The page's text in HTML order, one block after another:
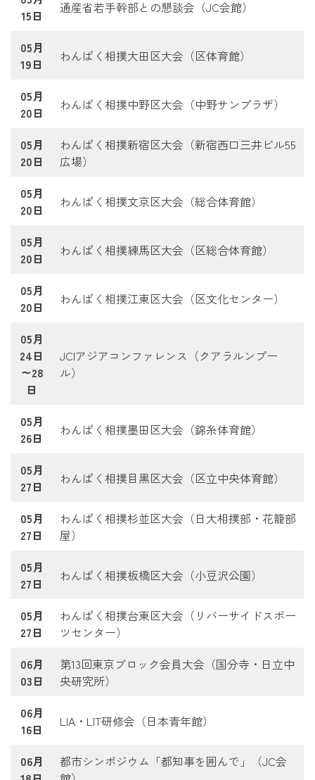
15日
通産省若手幹部との懇談会（JC会館）
05月
19日
わんぱく相撲大田区大会（区体育館）
05月
20日
わんぱく相撲中野区大会（中野サンプラザ）
05月
20日
わんぱく相撲新宿区大会（新宿西口三井ビル55
広場）
05月
20日
わんぱく相撲文京区大会（総合体育館）
05月
20日
わんぱく相撲練馬区大会（区総合体育館）
05月
20日
わんぱく相撲江東区大会（区文化センター）
05月
24日
～28
日
JCIアジアコンファレンス（クアラルンプー
ル）
05月
26日
わんぱく相撲墨田区大会（錦糸体育館）
05月
27日
わんぱく相撲目黒区大会（区立中央体育館）
05月
27日
わんぱく相撲杉並区大会（日大相撲部・花籠部
屋）
05月
27日
わんぱく相撲板橋区大会（小豆沢公園）
05月
27日
わんぱく相撲台東区大会（リバーサイドスポー
ツセンター）
06月
03日
第13回東京ブロック会員大会（国分寺・日立中
央研究所）
06月
16日
LIA・LIT研修会（日本青年館）
06月
都市シンポジウム「都知事を囲んで」（JC会